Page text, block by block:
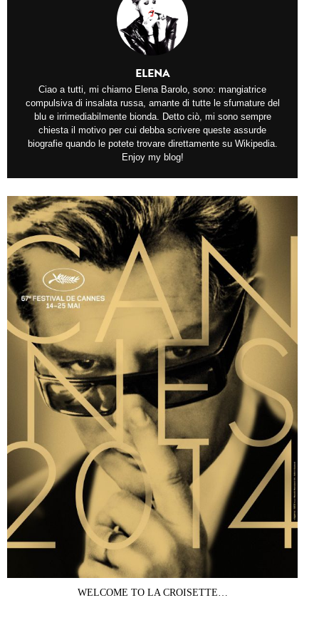
ELENA
Ciao a tutti, mi chiamo Elena Barolo, sono: mangiatrice
compulsiva di insalata russa, amante di tutte le sfumature del
blu e irrimediabilmente bionda. Detto ciò, mi sono sempre
chiesta il motivo per cui debba scrivere queste assurde
biografie quando le potete trovare direttamente su Wikipedia.
Enjoy my blog!
WELCOME TO LA CROISETTE…